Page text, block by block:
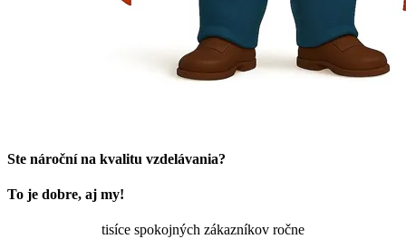
Ste nároční na kvalitu vzdelávania?
To je dobre, aj my!
tisíce spokojných zákazníkov ročne